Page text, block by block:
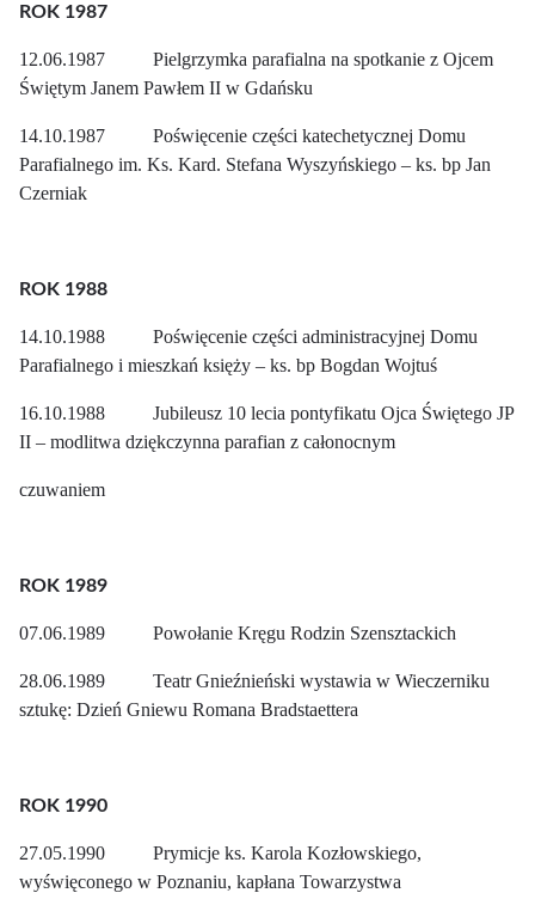
ROK 1987
12.06.1987 Pielgrzymka parafialna na spotkanie z Ojcem
Świętym Janem Pawłem II w Gdańsku
14.10.1987 Poświęcenie części katechetycznej Domu
Parafialnego im. Ks. Kard. Stefana Wyszyńskiego – ks. bp Jan
Czerniak
ROK 1988
14.10.1988 Poświęcenie części administracyjnej Domu
Parafialnego i mieszkań księży – ks. bp Bogdan Wojtuś
16.10.1988 Jubileusz 10 lecia pontyfikatu Ojca Świętego JP
II – modlitwa dziękczynna parafian z całonocnym
czuwaniem
ROK 1989
07.06.1989 Powołanie Kręgu Rodzin Szensztackich
28.06.1989 Teatr Gnieźnieński wystawia w Wieczerniku
sztukę: Dzień Gniewu Romana Bradstaettera
ROK 1990
27.05.1990 Prymicje ks. Karola Kozłowskiego,
wyświęconego w Poznaniu, kapłana Towarzystwa